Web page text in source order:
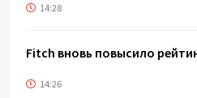
14:28
Fitch вновь повысило
14:26